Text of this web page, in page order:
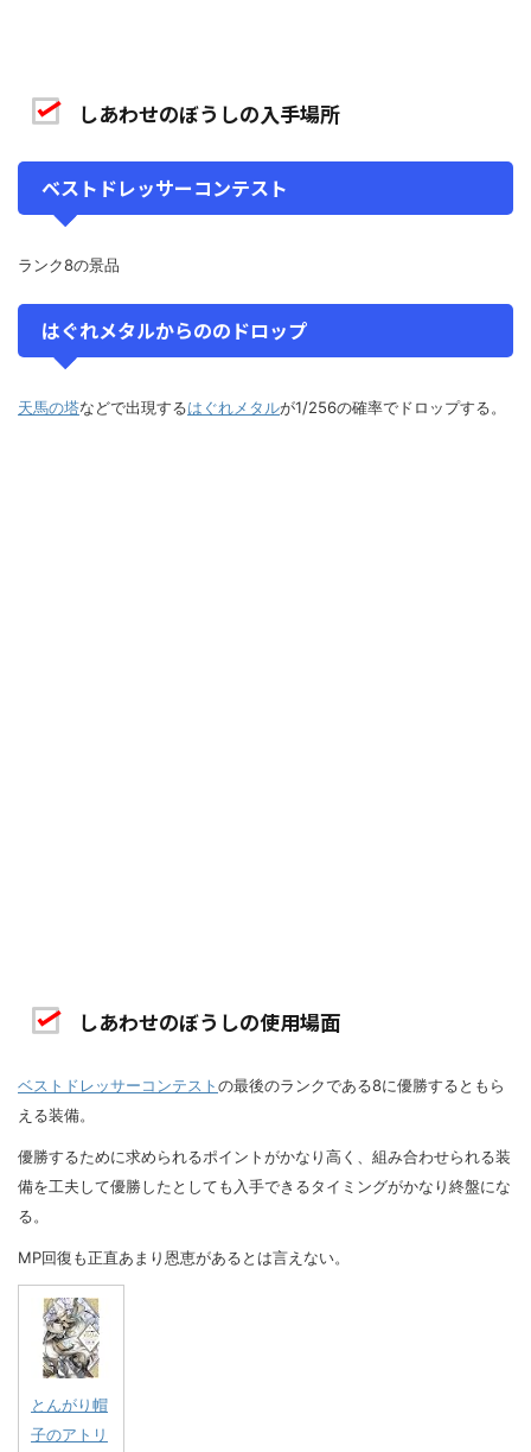
しあわせのぼうしの入手場所
ベストドレッサーコンテスト
ランク8の景品
はぐれメタルからののドロップ
天馬の塔などで出現するはぐれメタルが1/256の確率でドロップする。
しあわせのぼうしの使用場面
ベストドレッサーコンテストの最後のランクである8に優勝するともら
える装備。
優勝するために求められるポイントがかなり高く、組み合わせられる装
備を工夫して優勝したとしても入手できるタイミングがかなり終盤にな
る。
MP回復も正直あまり恩恵があるとは言えない。
とんがり帽
子のアトリ